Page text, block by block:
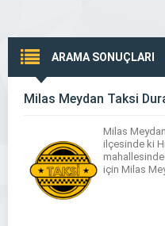
ARAMA SONUÇLARI
Milas Meydan Taksi
Milas
ilçesinde ki
için Milas